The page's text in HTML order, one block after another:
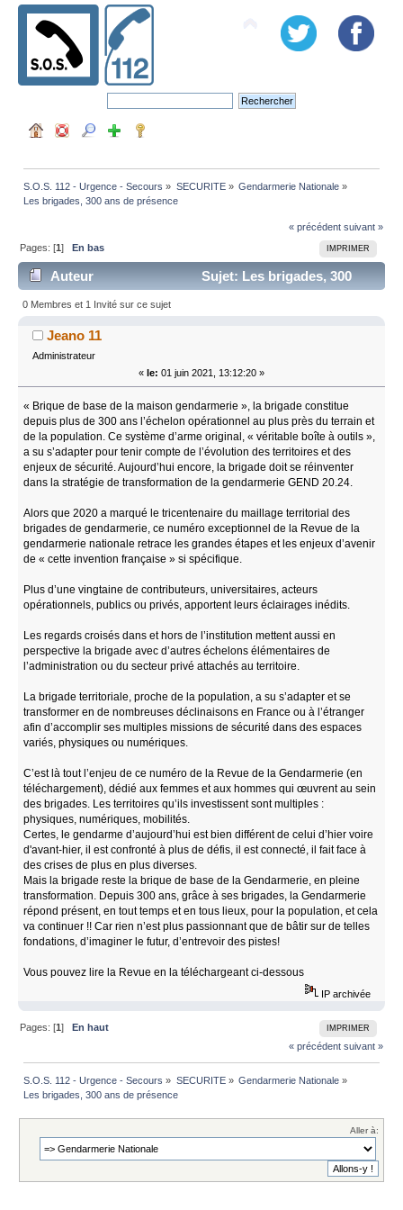
S.O.S. 112 - Urgence - Secours » SECURITE» Gendarmerie Nationale»
Les brigades, 300 ans de présence
« précédent suivant »
IMPRIMER
Pages: [1]En bas
Auteur
Sujet: Les brigades, 300
ans de présence (Lu 3039 fois)
0 Membres et 1 Invité sur ce sujet
Jeano 11
Administrateur
« le: 01 juin 2021, 13:12:20 »
« Brique de base de la maison gendarmerie », la brigade constitue
depuis plus de 300 ans l’échelon opérationnel au plus près du terrain et
de la population. Ce système d’arme original, « véritable boîte à outils »,
a su s’adapter pour tenir compte de l’évolution des territoires et des
enjeux de sécurité. Aujourd’hui encore, la brigade doit se réinventer
dans la stratégie de transformation de la gendarmerie GEND 20.24.
Alors que 2020 a marqué le tricentenaire du maillage territorial des
brigades de gendarmerie, ce numéro exceptionnel de la Revue de la
gendarmerie nationale retrace les grandes étapes et les enjeux d’avenir
de « cette invention française » si spécifique.
Plus d’une vingtaine de contributeurs, universitaires, acteurs
opérationnels, publics ou privés, apportent leurs éclairages inédits.
Les regards croisés dans et hors de l’institution mettent aussi en
perspective la brigade avec d’autres échelons élémentaires de
l’administration ou du secteur privé attachés au territoire.
La brigade territoriale, proche de la population, a su s’adapter et se
transformer en de nombreuses déclinaisons en France ou à l’étranger
afin d’accomplir ses multiples missions de sécurité dans des espaces
variés, physiques ou numériques.
C’est là tout l’enjeu de ce numéro de la Revue de la Gendarmerie (en
téléchargement), dédié aux femmes et aux hommes qui œuvrent au sein
des brigades. Les territoires qu’ils investissent sont multiples :
physiques, numériques, mobilités.
Certes, le gendarme d’aujourd’hui est bien différent de celui d’hier voire
d'avant-hier, il est confronté à plus de défis, il est connecté, il fait face à
des crises de plus en plus diverses.
Mais la brigade reste la brique de base de la Gendarmerie, en pleine
transformation. Depuis 300 ans, grâce à ses brigades, la Gendarmerie
répond présent, en tout temps et en tous lieux, pour la population, et cela
va continuer !! Car rien n’est plus passionnant que de bâtir sur de telles
fondations, d’imaginer le futur, d’entrevoir des pistes!
Vous pouvez lire la Revue en la téléchargeant ci-dessous
IP archivée
IMPRIMER
Pages: [1]En haut
« précédent suivant »
S.O.S. 112 - Urgence - Secours » SECURITE» Gendarmerie Nationale»
Les brigades, 300 ans de présence
Aller à: